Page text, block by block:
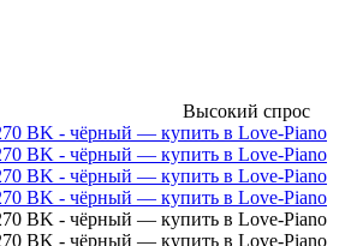
Высокий спрос